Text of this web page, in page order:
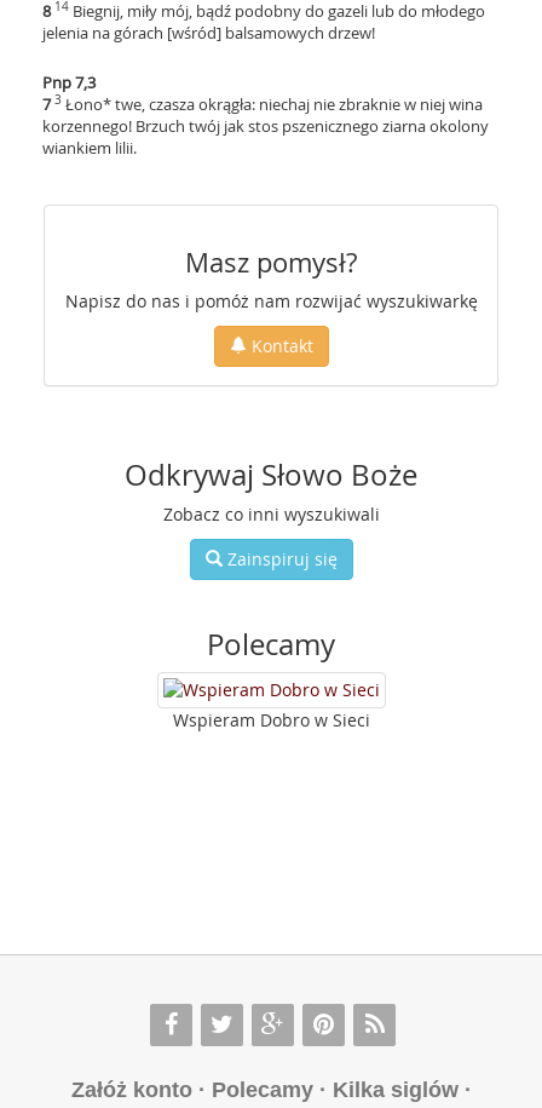
8 14 Biegnij, miły mój, bądź podobny do gazeli lub do młodego
jelenia na górach [wśród] balsamowych drzew!
Pnp 7,3
73 Łono* twe, czasza okrągła: niechaj nie zbraknie w niej wina
korzennego! Brzuch twój jak stos pszenicznego ziarna okolony
wiankiem lilii.
Masz pomysł?
Napisz do nas i pomóż nam rozwijać wyszukiwarkę
Kontakt
Odkrywaj Słowo Boże
Zobacz co inni wyszukiwali
Zainspiruj się
Polecamy
Wspieram Dobro w Sieci
Załóż konto· Polecamy· Kilka siglów·